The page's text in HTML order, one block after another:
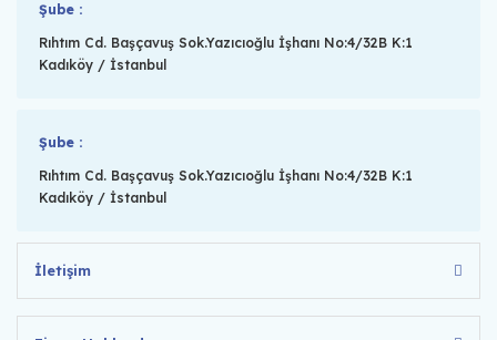
Şube :
Rıhtım Cd. Başçavuş Sok.Yazıcıoğlu İşhanı No:4/32B K:1
Kadıköy / İstanbul
Şube :
Rıhtım Cd. Başçavuş Sok.Yazıcıoğlu İşhanı No:4/32B K:1
Kadıköy / İstanbul
İletişim